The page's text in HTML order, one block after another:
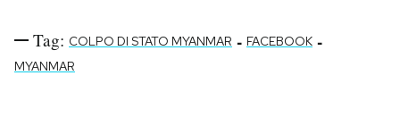
Tag: COLPO DI STATO MYANMAR - FACEBOOK -
MYANMAR